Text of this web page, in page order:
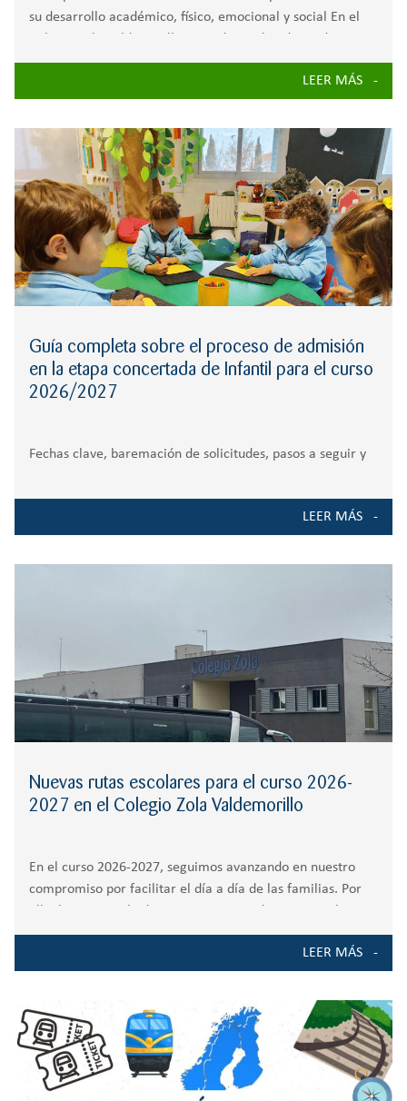
su desarrollo académico, físico, emocional y social En el
un proceso integral en el que cada alumno es único.
Nuestro proyecto educativo acompaña el desarrolloLEER MÁS
Guía completa sobre el proceso de admisión
en la etapa concertada de Infantil para el curso
2026/2027
Fechas clave, baremación de solicitudes, pasos a seguir y
curso 2026/2027. El proceso de admisión es una etapa
crucial para todos aquellos que buscan garantizar la
LEER MÁS
Nuevas rutas escolares para el curso 2026-
2027 en el Colegio Zola Valdemorillo
En el curso 2026-2027, seguimos avanzando en nuestro
compromiso por facilitar el día a día de las familias. Por
incorporando nuevos recorridos que mejoran la
LEER MÁS